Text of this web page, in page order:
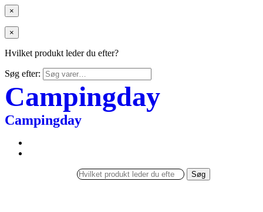
×
×
Hvilket produkt leder du efter?
Søg efter:
Campingday
Campingday
Søg